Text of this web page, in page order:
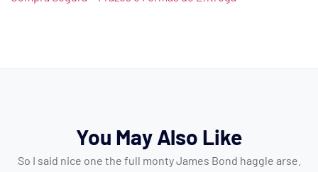
You May Also Like
So I said nice one the full monty James Bond haggle arse.